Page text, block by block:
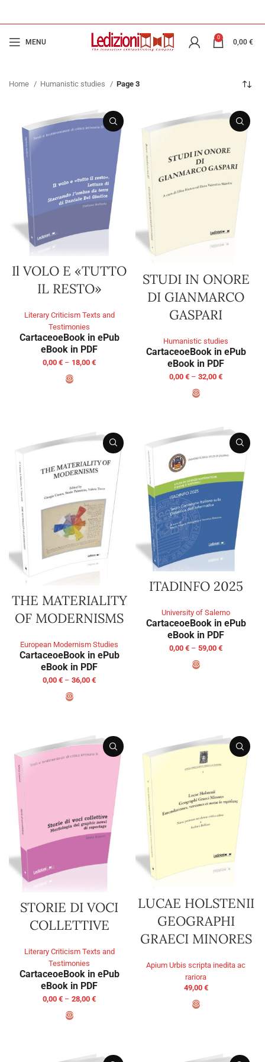
MENU
0
0,00 €
Home Humanistic studies Page 3
Il VOLO E «TUTTO
IL RESTO»
Literary Criticism Texts and
Testimonies
CartaceoeBook in ePub
eBook in PDF
0,00 € – 18,00 €
STUDI IN ONORE
DI GIANMARCO
GASPARI
Humanistic studies
CartaceoeBook in ePub
eBook in PDF
0,00 € – 32,00 €
THE MATERIALITY
OF MODERNISMS
European Modernism Studies
CartaceoeBook in ePub
eBook in PDF
0,00 € – 36,00 €
ITADINFO 2025
University of Salerno
CartaceoeBook in ePub
eBook in PDF
0,00 € – 59,00 €
STORIE DI VOCI
COLLETTIVE
Literary Criticism Texts and
Testimonies
CartaceoeBook in ePub
eBook in PDF
0,00 € – 28,00 €
LUCAE HOLSTENII
GEOGRAPHI
GRAECI MINORES
Apium Urbis scripta inedita ac
rariora
49,00 €